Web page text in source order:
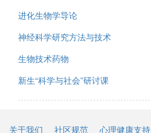
进化生物学导论
神经科学研究方法与技术
生物技术药物
新生“科学与社会”研讨课
关于我们 社区规范 心理健康支持